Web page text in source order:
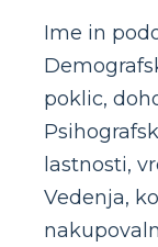
Ime in
poklic,
lastnosti,
Vedenja,